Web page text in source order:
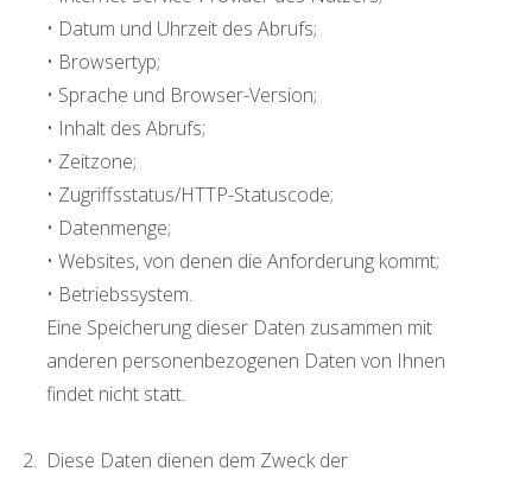
• Datum und Uhrzeit des Abrufs;
• Browsertyp;
• Sprache und Browser-Version;
• Inhalt des Abrufs;
• Zeitzone;
• Zugriffsstatus/HTTP-Statuscode;
• Datenmenge;
• Websites, von denen die Anforderung kommt;
• Betriebssystem.
Eine Speicherung dieser Daten zusammen mit
anderen personenbezogenen Daten von Ihnen
findet nicht statt.
Diese Daten dienen dem Zweck der